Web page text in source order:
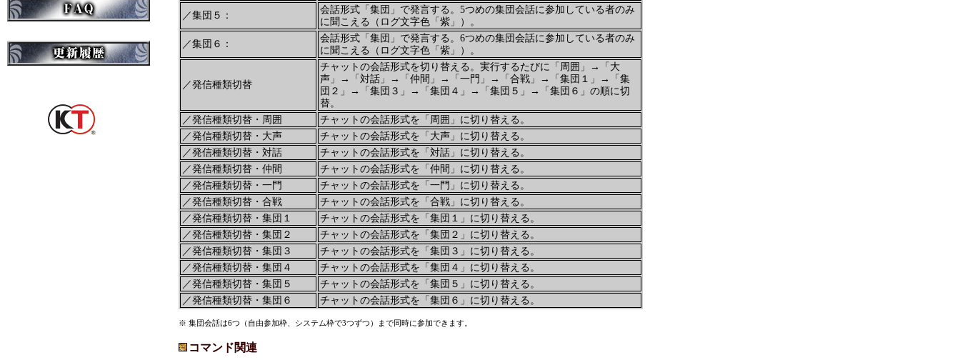
／集団５：
会話形式「集団」で発言する。5つめの集団会話に参加している者のみ
に聞こえる（ログ文字色「紫」）。
／集団６：
会話形式「集団」で発言する。6つめの集団会話に参加している者のみ
に聞こえる（ログ文字色「紫」）。
／発信種類切替
チャットの会話形式を切り替える。実行するたびに「周囲」→「大
声」→「対話」→「仲間」→「一門」→「合戦」→「集団１」→「集
団２」→「集団３」→「集団４」→「集団５」→「集団６」の順に切
替。
／発信種類切替・周囲
チャットの会話形式を「周囲」に切り替える。
／発信種類切替・大声
チャットの会話形式を「大声」に切り替える。
／発信種類切替・対話
チャットの会話形式を「対話」に切り替える。
／発信種類切替・仲間
チャットの会話形式を「仲間」に切り替える。
／発信種類切替・一門
チャットの会話形式を「一門」に切り替える。
／発信種類切替・合戦
チャットの会話形式を「合戦」に切り替える。
／発信種類切替・集団１
チャットの会話形式を「集団１」に切り替える。
／発信種類切替・集団２
チャットの会話形式を「集団２」に切り替える。
／発信種類切替・集団３
チャットの会話形式を「集団３」に切り替える。
／発信種類切替・集団４
チャットの会話形式を「集団４」に切り替える。
／発信種類切替・集団５
チャットの会話形式を「集団５」に切り替える。
／発信種類切替・集団６
チャットの会話形式を「集団６」に切り替える。
※ 集団会話は6つ（自由参加枠、システム枠で3つずつ）まで同時に参加できます。
コマンド関連